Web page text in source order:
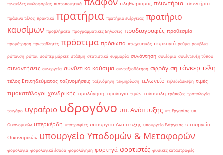
πινακίδες κυκλοφορίας πιστοποιητικά πληθωρισμός πλυντήρια πλυντήριο
πράσινο τέλος πρακτικό πρατήρια πρατήριο ενέργειας πρατήριο
καυσίμων προβλήματα προγραμματικές δηλώσεις προδιαγραφές προθεσμία
προμέτρηση πρωταθλητές πρόστιμα πρόσωπα πτωχευτικός πυρκαγιά ρεύμα ρούβλια
ρύπανση ρύποι σούπερ μάρκετ στάθμη στατιστικά συμμορία συνάντηση συνέδριο συνέντευξη τύπου
συναντήσεις συνεργεία συνθετικά καύσιμα συνταξιοδότηση σφράγιση τάνκερ τέλη
τέλος Επιτηδεύματος ταξινομήσεις ταξινόμηση τεκμηρίωση τελωνείο τηλεδιάσκεψη τιμές
τιμοκατάλογοι χονδρικής τιμολόγηση τιμολόγιο τιμών τολουόλη τράπεζες τροπολογία
τσιγάρο υγραέριο υδρογόνο υπ. Ανάπτυξης υπ. Εργασίας υπ.
Οικονομικών υπερκέρδη υποτροφίες υπουργείο Ανάπτυξης υπουργείο Ενέργειας υπουργείο
Οικονομικών υπουργείο Υποδομών & Μεταφορών
φορολογία φορολογικά έσοδα φορολόγηση φορτηγά φορτιστές φυσικές καταστροφές